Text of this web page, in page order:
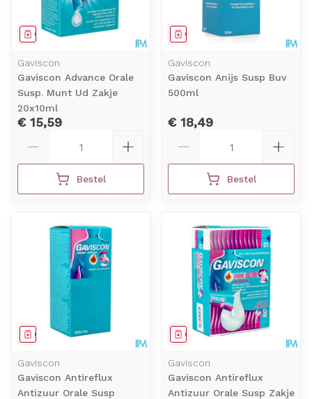
Geneesmiddel
Gaviscon
Gaviscon Advance Orale
Susp. Munt Ud Zakje
20x10ml
€ 15,59
Bestel
Geneesmiddel
Gaviscon
Gaviscon Anijs Susp Buv
500ml
€ 18,49
Bestel
Geneesmiddel
Gaviscon
Gaviscon Antireflux
Antizuur Orale Susp
Geneesmiddel
Gaviscon
Gaviscon Antireflux
Antizuur Orale Susp Zakje